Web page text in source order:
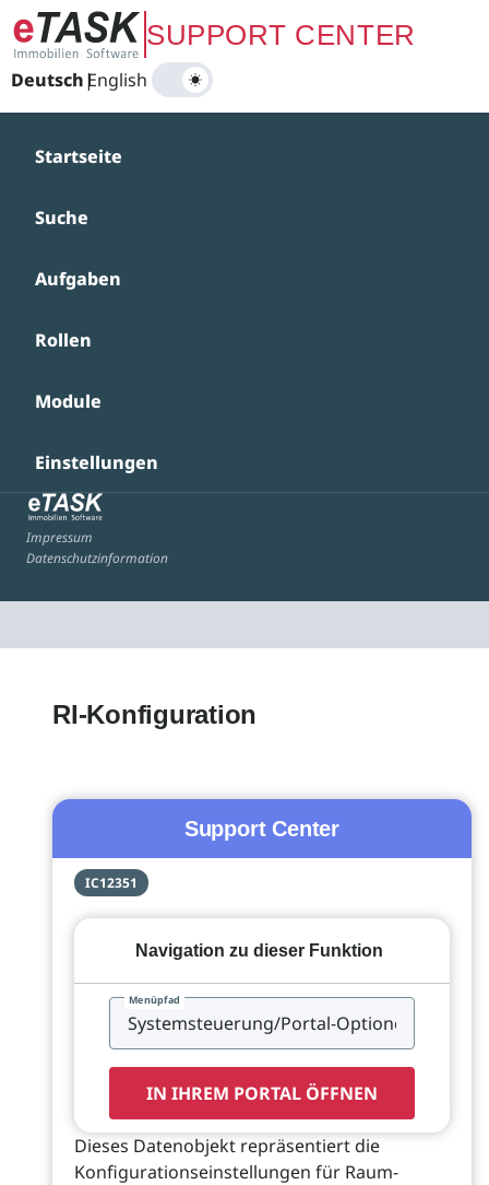
Zum Hauptinhalt springenSUPPORT CENTER
Deutsch|
English
Startseite
Suche
Aufgaben
Rollen
Module
Einstellungen
Impressum
Datenschutzinformation
RI-Konfiguration
Support Center
IC12351
Navigation zu dieser Funktion
Menüpfad
IN IHREM PORTAL ÖFFNEN
Dieses Datenobjekt repräsentiert die
Konfigurationseinstellungen für Raum-